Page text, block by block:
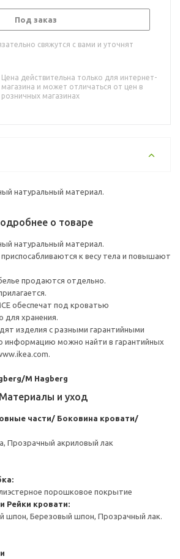
Под заказ
свяжутся с вами и уточнят
Цена действительна только для интернет-
магазина и может отличаться от цен в
розничных магазинах
натуральный материал.
о товаре
натуральный материал.
к весу тела и повышают
продаются отдельно.
обеспечат под кроватью
для хранения.
изделия с разными гарантийными
информацию можно найти в гарантийных
M Hagberg
Материалы и уход
части/ Боковина кровати/
Прозрачный акриловый лак
порошковое покрытие
Рейки кровати:
шпон, Березовый шпон, Прозрачный лак.